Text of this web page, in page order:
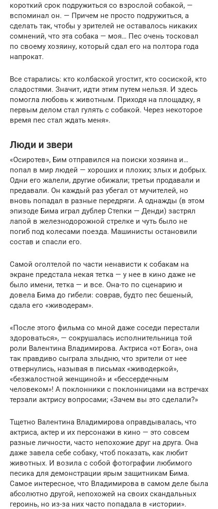
короткий срок подружиться со взрослой собакой, —
вспоминал он. — Причем не просто подружиться, а
сделать так, чтобы у зрителей не оставалось никаких
сомнений, что эта собака — моя… Пес очень тосковал
по своему хозяину, который сдал его на полтора года
напрокат.
Все старались: кто колбаской угостит, кто сосиской, кто
сладостями. Значит, идти этим путем нельзя. И здесь
помогла любовь к животным. Приходя на площадку, я
первым делом стал гулять с собакой. Через некоторое
время пес стал ждать меня».
Люди и звери
«Осиротев», Бим отправился на поиски хозяина и…
попал в мир людей — хороших и плохих; злых и добрых.
Одни его жалели, другие обижали; третьи продавали и
предавали. Он каждый раз убегал от мучителей, но
вновь попадал в разные передряги. А однажды (в этом
эпизоде Бима играл дублер Степки — Денди) застрял
лапой в железнодорожной стрелке и чуть было не
погиб под колесами поезда. Машинисты остановили
состав и спасли его.
Самой оголтелой по части ненависти к собакам на
экране предстала некая тетка — у нее в кино даже не
было имени, тетка — и все. Она-то по сценарию и
довела Бима до гибели: соврав, будто пес бешеный,
сдала его «живодерам».
«После этого фильма со мной даже соседи перестали
здороваться», — сокрушалась исполнительница той
роли Валентина Владимирова. Актриса «от Бога», она
так правдиво сыграла злыдню, что зрители от нее
отвернулись, называя в письмах «живодеркой»,
«безжалостной женщиной» и «бессердечным
человеком»! А поклонники с поклонницами на встречах
терзали актрису вопросами; «Зачем вы это сделали?»
Тщетно Валентина Владимирова оправдывалась, что
актриса, актер и их персонажи в кино — это совсем
разные личности, часто непохожие друг на друга. Она
даже завела себе собаку, чтоб показать, как любит
животных. И возила с собой фотографии любимого
песика для демонстрации ярым защитникам Бима.
Самое интересное, что Владимирова в самом деле была
абсолютно другой, непохожей на своих скандальных
героинь, но из-за них часто попадала в «истории».